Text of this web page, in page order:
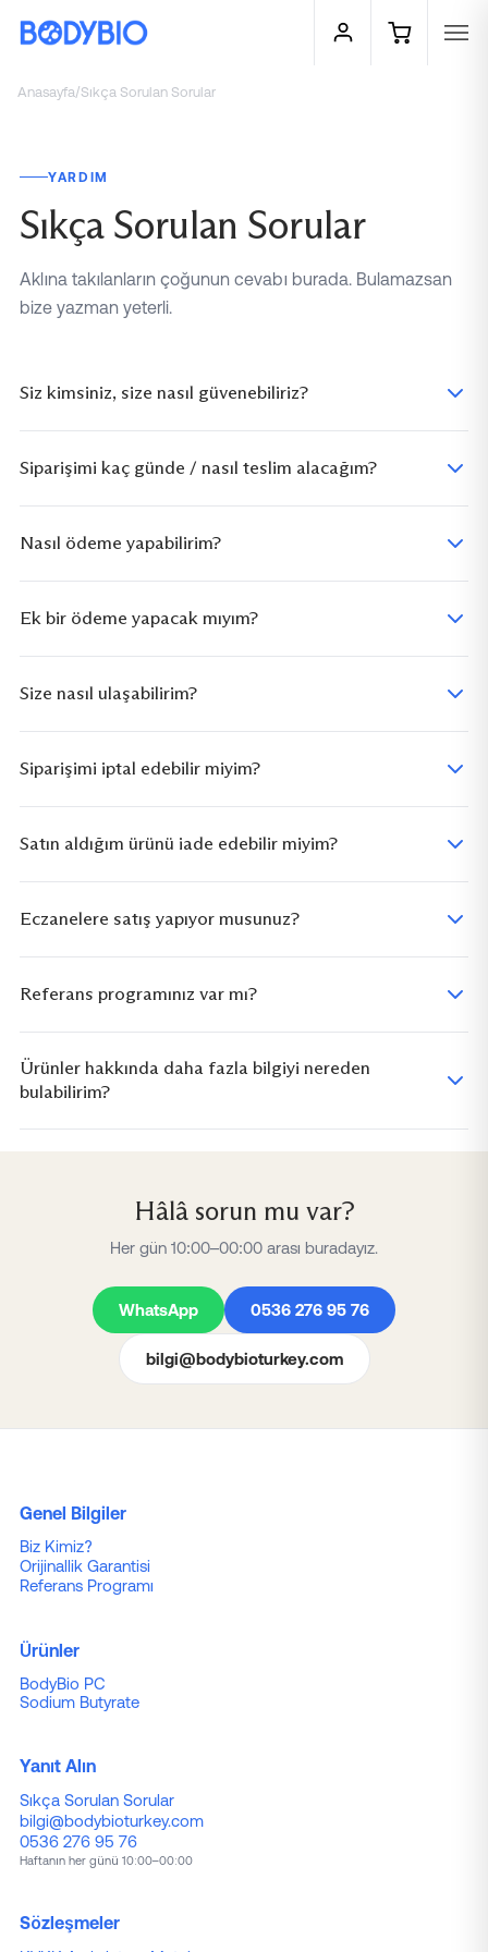
Anasayfa/Sıkça Sorulan Sorular
YARDIM
Sıkça Sorulan Sorular
Aklına takılanların çoğunun cevabı burada. Bulamazsan
bize yazman yeterli.
Siz kimsiniz, size nasıl güvenebiliriz?
Siparişimi kaç günde / nasıl teslim alacağım?
Nasıl ödeme yapabilirim?
Ek bir ödeme yapacak mıyım?
Size nasıl ulaşabilirim?
Siparişimi iptal edebilir miyim?
Satın aldığım ürünü iade edebilir miyim?
Eczanelere satış yapıyor musunuz?
Referans programınız var mı?
Ürünler hakkında daha fazla bilgiyi nereden
bulabilirim?
Hâlâ sorun mu var?
Her gün 10:00–00:00 arası buradayız.
WhatsApp 0536 276 95 76
bilgi@bodybioturkey.com
Genel Bilgiler
Biz Kimiz?
Orijinallik Garantisi
Referans Programı
Ürünler
BodyBio PC
Sodium Butyrate
Yanıt Alın
Sıkça Sorulan Sorular
bilgi@bodybioturkey.com
0536 276 95 76
Haftanın her günü 10:00–00:00
Sözleşmeler